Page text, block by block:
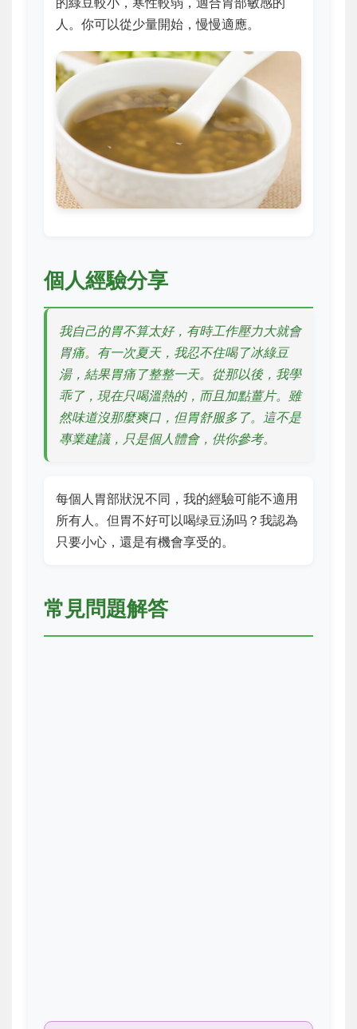
人。你可以從少量開始，慢慢適應。
個人經驗分享
我自己的胃不算太好，有時工作壓力大就會
胃痛。有一次夏天，我忍不住喝了冰綠豆
湯，結果胃痛了整整一天。從那以後，我學
乖了，現在只喝溫熱的，而且加點薑片。雖
然味道沒那麼爽口，但胃舒服多了。這不是
專業建議，只是個人體會，供你參考。
每個人胃部狀況不同，我的經驗可能不適用
所有人。但胃不好可以喝绿豆汤吗？我認為
只要小心，還是有機會享受的。
常見問題解答